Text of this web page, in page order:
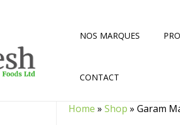
NOS MARQUES
CONTACT
Home »Shop »Garam